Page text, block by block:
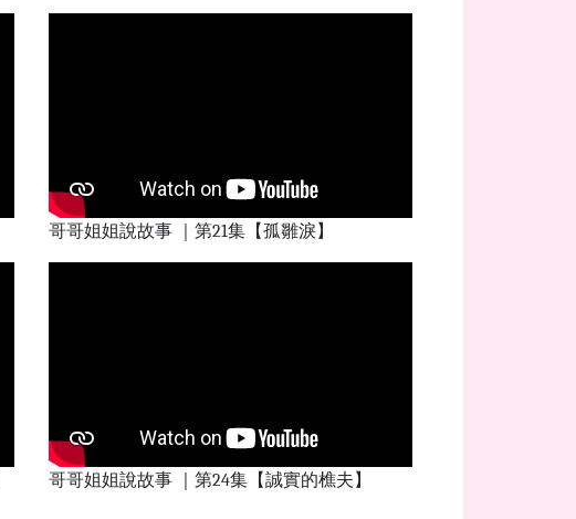
哥哥姐姐說故事 ｜第21集【孤雛淚】
哥哥姐姐說故事 ｜第24集【誠實的樵夫】